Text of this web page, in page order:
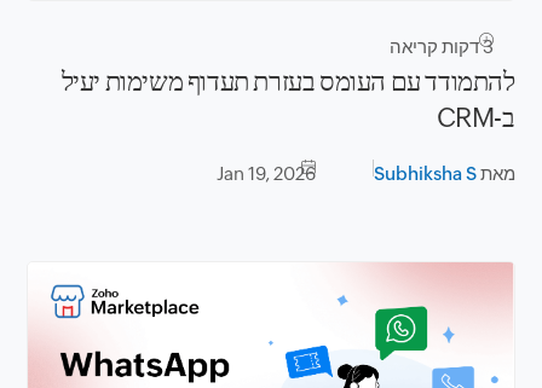
3דקות קריאה
להתמודד עם העומס בעזרת תעדוף משימות יעיל
ב-CRM
מאתSubhiksha S
Jan 19, 2026